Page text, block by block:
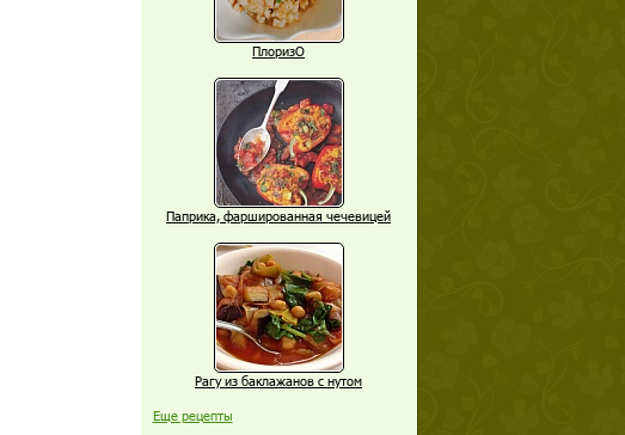
ПлоризО
Паприка, фаршированная чечевицей
Рагу из баклажанов с нутом
Еще рецепты